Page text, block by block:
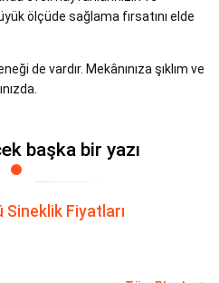
ölçüde sağlama fırsatını elde
de vardır. Mekânınıza şıklım ve
başka bir yazı
Sineklik Fiyatları